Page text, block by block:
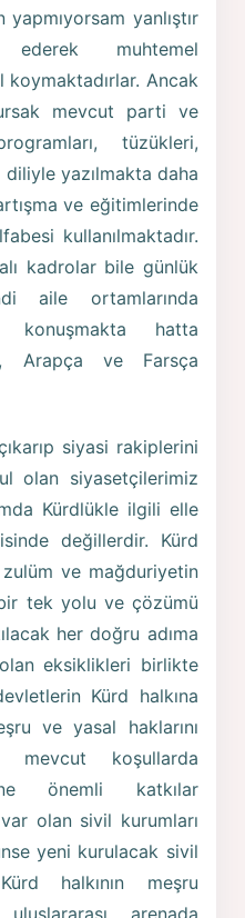
yanlıştır
ederek muhtemel
koymaktadırlar. Ancak
mevcut parti ve
tüzükleri,
yazılmakta daha
ve eğitimlerinde
kullanılmaktadır.
kadrolar bile günlük
aile ortamlarında
konuşmakta hatta
Arapça ve Farsça
siyasi rakiplerini
olan siyasetçilerimiz
Kürdlükle ilgili elle
değillerdir. Kürd
zulüm ve mağduriyetin
bir tek yolu ve çözümü
her doğru adıma
eksiklikleri birlikte
Kürd halkına
ve yasal haklarını
mevcut koşullarda
önemli katkılar
var olan sivil kurumları
yeni kurulacak sivil
halkının meşru
arenada